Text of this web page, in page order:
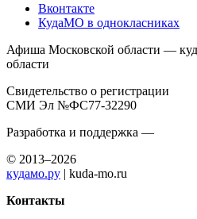
Вконтакте
КудаМО в однокласниках
Афиша Московской области —
области
Свидетельство о регистрации
СМИ Эл №ФС77-32290
Разработка и поддержка —
© 2013–2026
кудамо.ру | kuda-mo.ru
Контакты